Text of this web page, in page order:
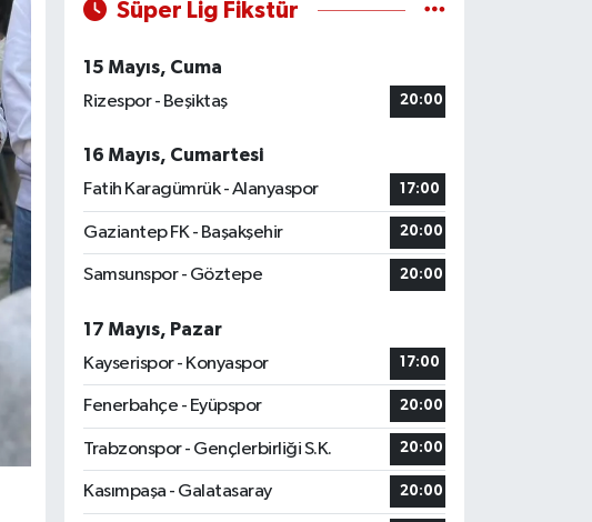
Süper Lig Fikstür
15 Mayıs, Cuma
Rizespor - Beşiktaş
20:00
16 Mayıs, Cumartesi
Fatih Karagümrük - Alanyaspor
17:00
Gaziantep FK - Başakşehir 20:00
Samsunspor - Göztepe 20:00
17 Mayıs, Pazar
Kayserispor - Konyaspor
17:00
Fenerbahçe - Eyüpspor 20:00
Trabzonspor - Gençlerbirliği S.K. 20:00
Kasımpaşa - Galatasaray 20:00